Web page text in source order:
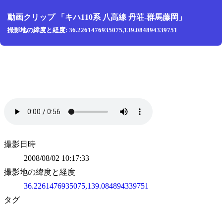
動画クリップ 「キハ110系 八高線 丹荘-群馬藤岡」
撮影地の緯度と経度: 36.2261476935075,139.084894339751
撮影日時
2008/08/02 10:17:33
撮影地の緯度と経度
36.2261476935075,139.084894339751
タグ